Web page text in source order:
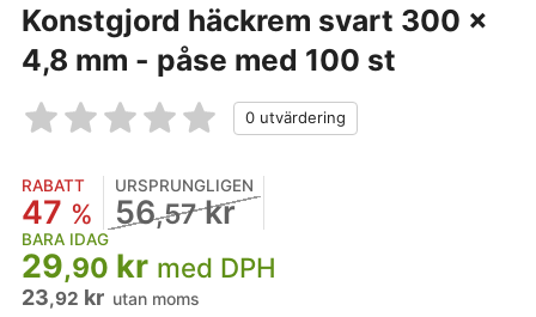
Konstgjord häckrem svart 300 ×
4,8 mm - påse med 100 st
RABATT
47 %
URSPRUNGLIGEN
56,57kr
BARA IDAG
29,90 kr med DPH
23,92 kr utan moms